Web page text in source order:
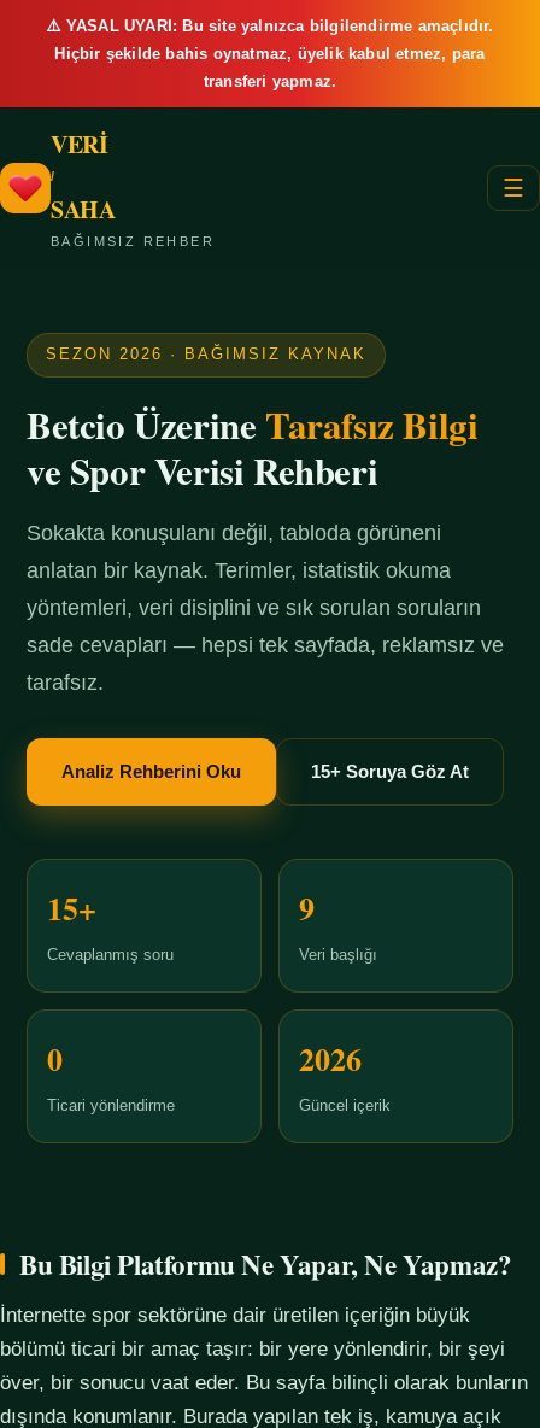
⚠️ YASAL UYARI: Bu site yalnızca bilgilendirme amaçlıdır.
Hiçbir şekilde bahis oynatmaz, üyelik kabul etmez, para
transferi yapmaz.
VERİ
/
SAHA
BAĞIMSIZ REHBER
☰
SEZON 2026 · BAĞIMSIZ KAYNAK
Betcio ÜzerineTarafsız Bilgi
ve Spor Verisi Rehberi
Sokakta konuşulanı değil, tabloda görüneni
anlatan bir kaynak. Terimler, istatistik okuma
yöntemleri, veri disiplini ve sık sorulan soruların
sade cevapları — hepsi tek sayfada, reklamsız ve
tarafsız.
Analiz Rehberini Oku 15+ Soruya Göz At
15+
Cevaplanmış soru
9
Veri başlığı
0
Ticari yönlendirme
2026
Güncel içerik
Bu Bilgi Platformu Ne Yapar, Ne Yapmaz?
İnternette spor sektörüne dair üretilen içeriğin büyük
bölümü ticari bir amaç taşır: bir yere yönlendirir, bir şeyi
över, bir sonucu vaat eder. Bu sayfa bilinçli olarak bunların
dışında konumlanır. Burada yapılan tek iş, kamuya açık